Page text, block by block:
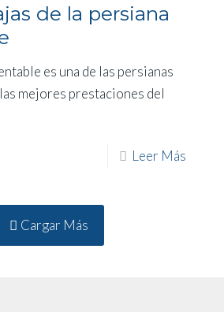
de la persiana
es una de las persianas
mejores prestaciones del
Leer Más
Cargar Más